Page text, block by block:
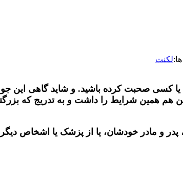
لکنت
یا کسی صحبت کرده باشید. و شاید گاهی این
هم همین شرایط را داشت و به تدریج که
و مادر خودشان، یا از پزشک یا اشخاص